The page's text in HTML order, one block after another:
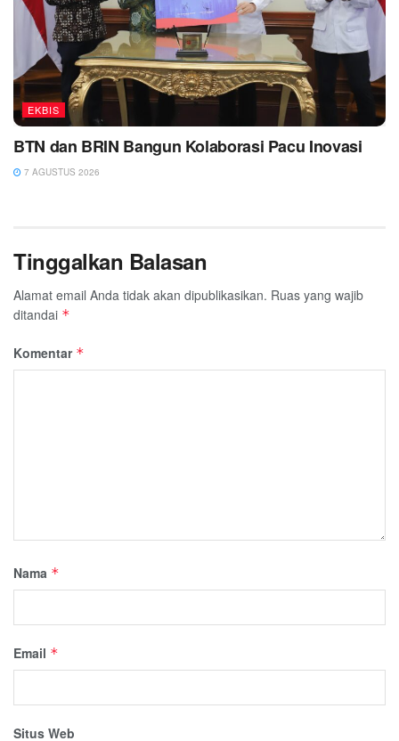
EKBIS
BTN dan BRIN Bangun Kolaborasi Pacu Inovasi
7 AGUSTUS 2026
Tinggalkan Balasan
Alamat email Anda tidak akan dipublikasikan. Ruas yang wajib
ditandai *
Komentar *
Nama *
Email *
Situs Web